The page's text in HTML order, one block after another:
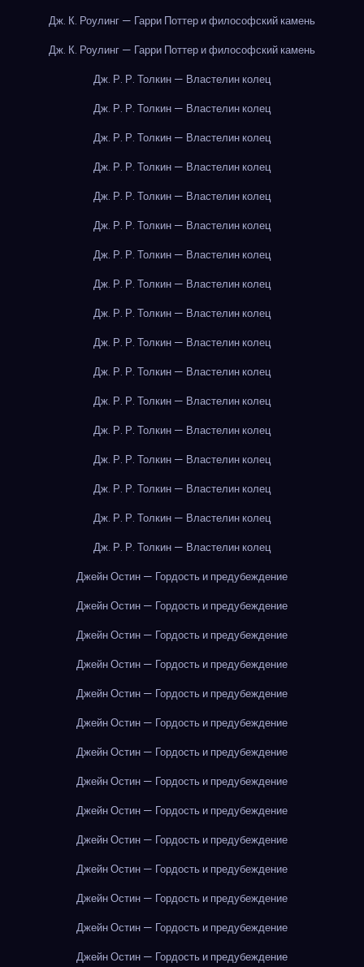
Дж. К. Роулинг — Гарри Поттер и философский камень
Дж. К. Роулинг — Гарри Поттер и философский камень
Дж. Р. Р. Толкин — Властелин колец
Дж. Р. Р. Толкин — Властелин колец
Дж. Р. Р. Толкин — Властелин колец
Дж. Р. Р. Толкин — Властелин колец
Дж. Р. Р. Толкин — Властелин колец
Дж. Р. Р. Толкин — Властелин колец
Дж. Р. Р. Толкин — Властелин колец
Дж. Р. Р. Толкин — Властелин колец
Дж. Р. Р. Толкин — Властелин колец
Дж. Р. Р. Толкин — Властелин колец
Дж. Р. Р. Толкин — Властелин колец
Дж. Р. Р. Толкин — Властелин колец
Дж. Р. Р. Толкин — Властелин колец
Дж. Р. Р. Толкин — Властелин колец
Дж. Р. Р. Толкин — Властелин колец
Дж. Р. Р. Толкин — Властелин колец
Дж. Р. Р. Толкин — Властелин колец
Джейн Остин — Гордость и предубеждение
Джейн Остин — Гордость и предубеждение
Джейн Остин — Гордость и предубеждение
Джейн Остин — Гордость и предубеждение
Джейн Остин — Гордость и предубеждение
Джейн Остин — Гордость и предубеждение
Джейн Остин — Гордость и предубеждение
Джейн Остин — Гордость и предубеждение
Джейн Остин — Гордость и предубеждение
Джейн Остин — Гордость и предубеждение
Джейн Остин — Гордость и предубеждение
Джейн Остин — Гордость и предубеждение
Джейн Остин — Гордость и предубеждение
Джейн Остин — Гордость и предубеждение